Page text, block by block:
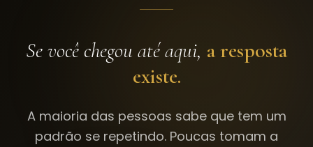
Se você chegou até aqui, a resposta
existe.
A maioria das pessoas sabe que tem um
padrão se repetindo. Poucas tomam a